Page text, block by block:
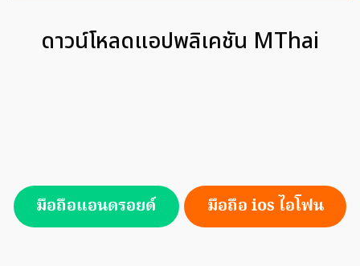
ดาวน์โหลดแอปพลิเคชัน MThai
มือถือแอนดรอยด์ มือถือ ios ไอโฟน